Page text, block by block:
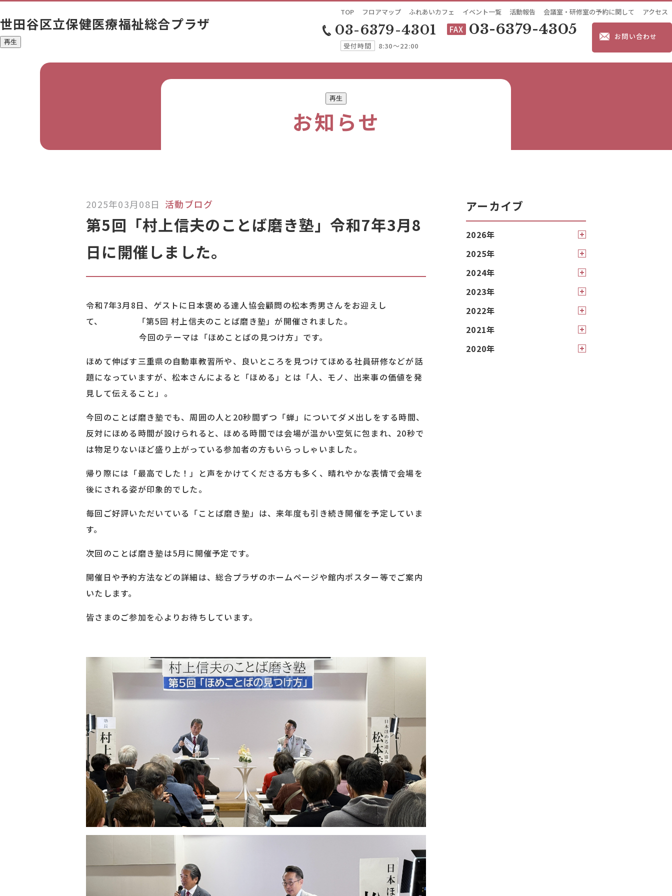
世田谷区立保健医療福祉総合プラザ
再生
TOP フロアマップ ふれあいカフェ イベント一覧 活動報告 会議室・研修室の予約に関して アクセス
03-6379-4301
受付時間 8:30～22:00
FAX 03-6379-4305 お問い合わせ
再生
お知らせ
2025年03月08日 活動ブログ
第5回「村上信夫のことば磨き塾」令和7年3月8
日に開催しました。
令和7年3月8日、ゲストに日本褒める達人協会顧問の松本秀男さんをお迎えし
て、 「第5回 村上信夫のことば磨き塾」が開催されました。
今回のテーマは「ほめことばの見つけ方」です。
ほめて伸ばす三重県の自動車教習所や、良いところを見つけてほめる社員研修などが話
題になっていますが、松本さんによると「ほめる」とは「人、モノ、出来事の価値を発
見して伝えること」。
今回のことば磨き塾でも、周囲の人と20秒間ずつ「蝉」についてダメ出しをする時間、
反対にほめる時間が設けられると、ほめる時間では会場が温かい空気に包まれ、20秒で
は物足りないほど盛り上がっている参加者の方もいらっしゃいました。
帰り際には「最高でした！」と声をかけてくださる方も多く、晴れやかな表情で会場を
後にされる姿が印象的でした。
毎回ご好評いただいている「ことば磨き塾」は、来年度も引き続き開催を予定していま
す。
次回のことば磨き塾は5月に開催予定です。
開催日や予約方法などの詳細は、総合プラザのホームページや館内ポスター等でご案内
いたします。
皆さまのご参加を心よりお待ちしています。
アーカイブ
2026年
2025年
2024年
2023年
2022年
2021年
2020年